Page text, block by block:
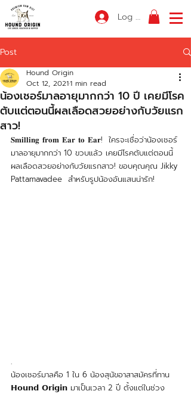
Log In
Post
น้องเชอร์มาลอายุมากกว่า 10 ปี เคยมีโรค
ตับแต่ตอนนี้ผลเลือดสวยอย่างกับวัยแรก
สาว!
Hound Origin
Oct 12, 20211 min read
𝐒𝐦𝐢𝐥𝐥𝐢𝐧𝐠 𝐟𝐫𝐨𝐦 𝐄𝐚𝐫 𝐭𝐨 𝐄𝐚𝐫!  ใครจะเชื่อว่าน้องเชอร์
มาลอายุมากกว่า 10 ขวบแล้ว เคยมีโรคตับแต่ตอนนี้
ผลเลือดสวยอย่างกับวัยแรกสาว! ขอบคุณคุณ Jikky
Pattamavadee  สำหรับรูปน้องอันแสนน่ารัก!
.
น้องเชอร์มาลคือ 1 ใน 6 น้องสุนัขอาสาสมัครที่ทาน
𝗛𝗼𝘂𝗻𝗱 𝗢𝗿𝗶𝗴𝗶𝗻 มาเป็นเวลา 2 ปี ตั้งแต่ในช่วง